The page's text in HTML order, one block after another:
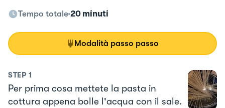
Tempo totale 20 minuti
Modalità passo passo
STEP 1
Per prima cosa mettete la pasta in
cottura appena bolle l'acqua con il sale.